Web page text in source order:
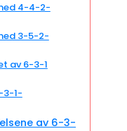
4-4-2-
3-5-2-
av 6-3-1
3-1-
av 6-3-